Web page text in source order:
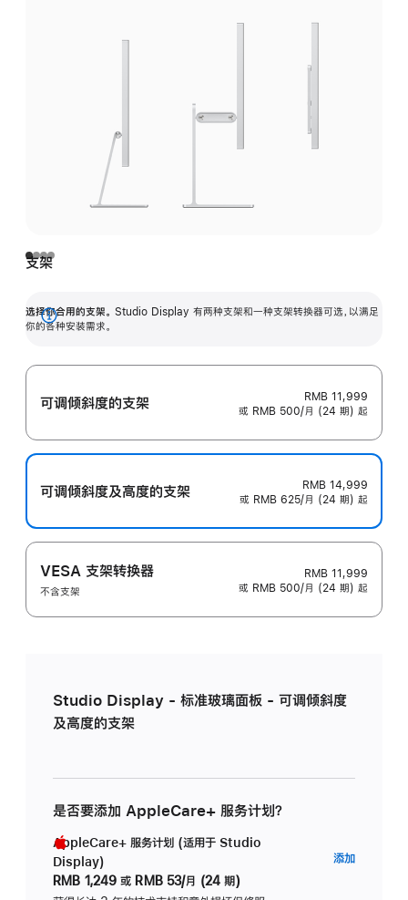
支架
选择你合用的支架。 Studio Display 有两种支架和一种支架转换器可选，以满足
你的各种安装需求。
展
可调倾斜度的支架
RMB 11,999
或 RMB 500/月 (24 期) 起
可调倾斜度及高‍度的支‍架
RMB 14,999
或 RMB 625/月 (24 期) 起
VESA 支架转换器
不含支架
RMB 11,999
或 RMB 500/月 (24 期) 起
Studio Display - 标准玻璃面板 - 可调倾斜度
及高度的支架
是否要添加 AppleCare+ 服务计划？
AppleCare+ 服务计划 (适用于 Studio
Display)
RMB 1,249 或 RMB 53/月 (24 期)
添加